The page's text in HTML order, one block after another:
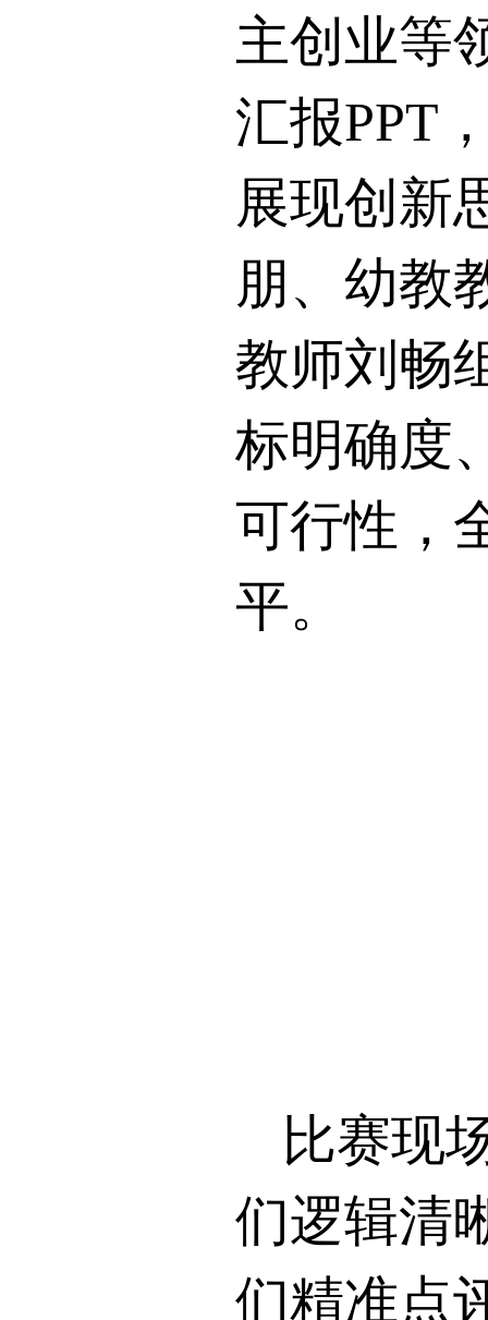
主创业等
汇报PPT
展现创新
朋、幼教
教师刘畅
标明确度
可行性，
平。
比赛现
们逻辑清
们精准点